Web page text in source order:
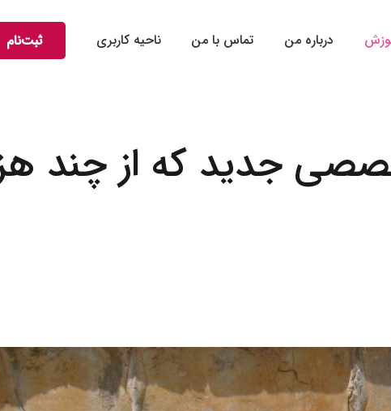
درباره من تماس با من ناحیه کاربری ثبت‌نام
جدید که از چند